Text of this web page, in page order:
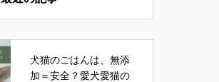
犬猫のごはんは、無添
加＝安全？愛犬愛猫の